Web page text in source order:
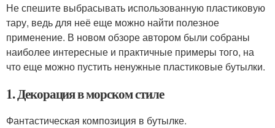
Не спешите выбрасывать использованную пластиковую
тару, ведь для неё еще можно найти полезное
применение. В новом обзоре автором были собраны
наиболее интересные и практичные примеры того, на
что еще можно пустить ненужные пластиковые бутылки.
1. Декорация в морском стиле
Фантастическая композиция в бутылке.